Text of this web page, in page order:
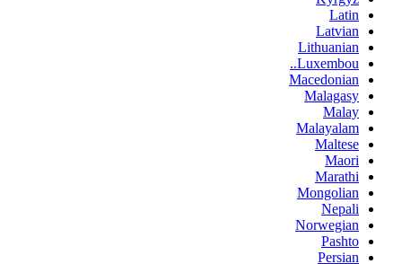
Latin
Latvian
Lithuanian
Luxembou..
Macedonian
Malagasy
Malay
Malayalam
Maltese
Maori
Marathi
Mongolian
Nepali
Norwegian
Pashto
Persian